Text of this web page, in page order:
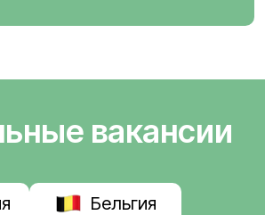
вакансии
Бельгия